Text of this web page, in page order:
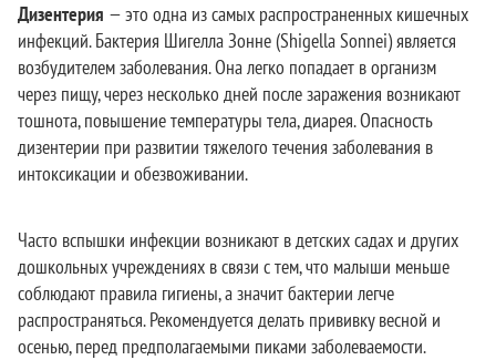
Дизентерия — это одна из самых распространенных кишечных
инфекций. Бактерия Шигелла Зонне (Shigella Sonnei) является
возбудителем заболевания. Она легко попадает в организм
через пищу, через несколько дней после заражения возникают
тошнота, повышение температуры тела, диарея. Опасность
дизентерии при развитии тяжелого течения заболевания в
интоксикации и обезвоживании.
Часто вспышки инфекции возникают в детских садах и других
дошкольных учреждениях в связи с тем, что малыши меньше
соблюдают правила гигиены, а значит бактерии легче
распространяться. Рекомендуется делать прививку весной и
осенью, перед предполагаемыми пиками заболеваемости.